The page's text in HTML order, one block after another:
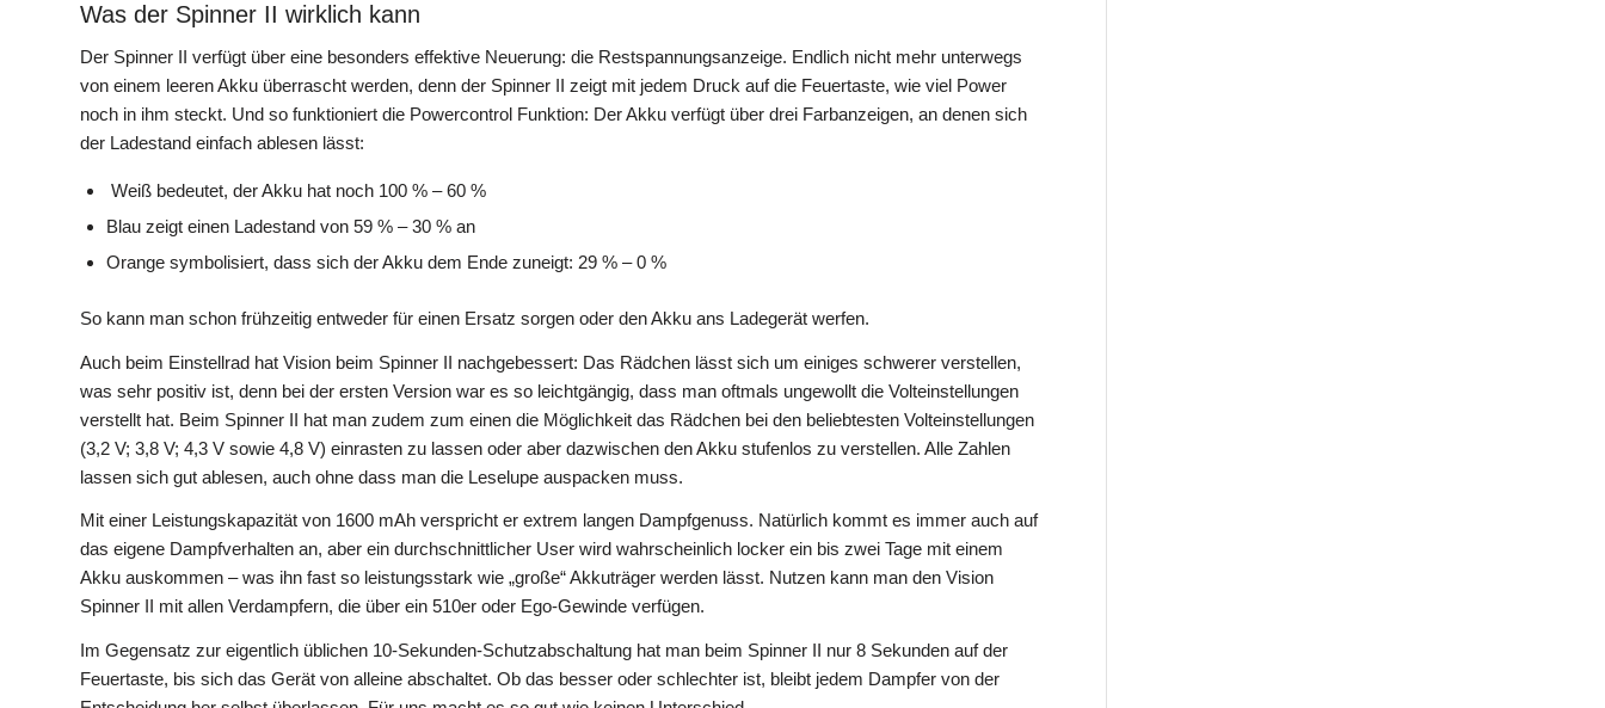
Was der Spinner II wirklich kann
Der Spinner II verfügt über eine besonders effektive Neuerung: die Restspannungsanzeige. Endlich nicht mehr unterwegs
von einem leeren Akku überrascht werden, denn der Spinner II zeigt mit jedem Druck auf die Feuertaste, wie viel Power
noch in ihm steckt. Und so funktioniert die Powercontrol Funktion: Der Akku verfügt über drei Farbanzeigen, an denen sich
der Ladestand einfach ablesen lässt:
Weiß bedeutet, der Akku hat noch 100 % – 60 %
Blau zeigt einen Ladestand von 59 % – 30 % an
Orange symbolisiert, dass sich der Akku dem Ende zuneigt: 29 % – 0 %
So kann man schon frühzeitig entweder für einen Ersatz sorgen oder den Akku ans Ladegerät werfen.
Auch beim Einstellrad hat Vision beim Spinner II nachgebessert: Das Rädchen lässt sich um einiges schwerer verstellen,
was sehr positiv ist, denn bei der ersten Version war es so leichtgängig, dass man oftmals ungewollt die Volteinstellungen
verstellt hat. Beim Spinner II hat man zudem zum einen die Möglichkeit das Rädchen bei den beliebtesten Volteinstellungen
(3,2 V; 3,8 V; 4,3 V sowie 4,8 V) einrasten zu lassen oder aber dazwischen den Akku stufenlos zu verstellen. Alle Zahlen
lassen sich gut ablesen, auch ohne dass man die Leselupe auspacken muss.
Mit einer Leistungskapazität von 1600 mAh verspricht er extrem langen Dampfgenuss. Natürlich kommt es immer auch auf
das eigene Dampfverhalten an, aber ein durchschnittlicher User wird wahrscheinlich locker ein bis zwei Tage mit einem
Akku auskommen – was ihn fast so leistungsstark wie „große“ Akkuträger werden lässt. Nutzen kann man den Vision
Spinner II mit allen Verdampfern, die über ein 510er oder Ego-Gewinde verfügen.
Im Gegensatz zur eigentlich üblichen 10-Sekunden-Schutzabschaltung hat man beim Spinner II nur 8 Sekunden auf der
Feuertaste, bis sich das Gerät von alleine abschaltet. Ob das besser oder schlechter ist, bleibt jedem Dampfer von der